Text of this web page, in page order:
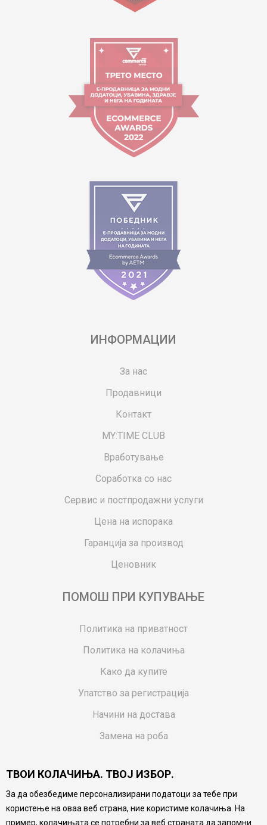
ИНФОРМАЦИИ
За нас
Продавници
Контакт
MY:TIME CLUB
Вработување
Соработка со нас
Сервис и постпродажни услуги
Цена на испорака
Гаранција за производ
Ценовник
ПОМОШ ПРИ КУПУВАЊЕ
Политика на приватност
Политика на колачиња
Како да купите
Упатство за регистрација
Начини на достава
Замена на роба
Ваучери
Product Finder
FAQs
ТВОИ КОЛАЧИЊА. ТВОЈ ИЗБОР.
За да обезбедиме персонализирани податоци за тебе при
користење на оваа веб страна, ние користиме колачиња. На
пример, колачињата се потребни за веб страната да запомни